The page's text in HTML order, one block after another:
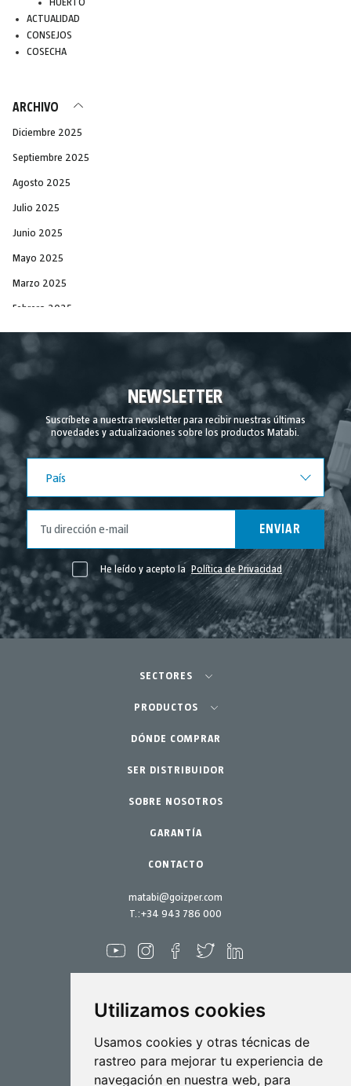
Utilizamos cookies
Usamos cookies y otras técnicas de
rastreo para mejorar tu experiencia de
navegación en nuestra web, para
HUERTO
ACTUALIDAD
CONSEJOS
COSECHA
ARCHIVO
Diciembre 2025
Septiembre 2025
Agosto 2025
Julio 2025
Junio 2025
Mayo 2025
Marzo 2025
Febrero 2025
Diciembre 2024
Agosto 2024
Julio 2024
Junio 2024
Mayo 2024
Abril 2024
Marzo 2024
Febrero 2024
Noviembre 2023
Mayo 2023
Abril 2023
NEWSLETTER
Suscríbete a nuestra newsletter para recibir nuestras últimas
novedades y actualizaciones sobre los productos Matabi.
País
ENVIAR
He leído y acepto la Política de Privacidad
matabi@goizper.com
T.:+34 943 786 000
Pulverización
Biotecnología
SECTORES
Agricultura-Huerta
Huerto urbano-GreenCity
Jardinería profesional
Jardín-Hogar
PRODUCTOS
Pulverizadores
Accesorios
Repuestos
Kits mantenimiento
DÓNDE COMPRAR
SER DISTRIBUIDOR
SOBRE NOSOTROS
GARANTÍA
CONTACTO